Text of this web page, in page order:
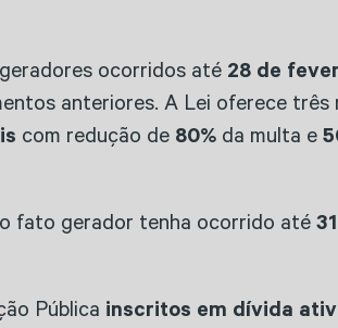
ocorridos até 28 de
anteriores. A Lei oferece três
com redução de 80% da multa e
fato gerador tenha ocorrido até
Pública inscritos em dívida